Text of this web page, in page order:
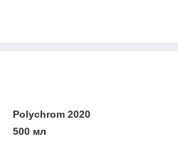
Polychrom 2020
500 мл